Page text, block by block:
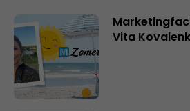
Vita